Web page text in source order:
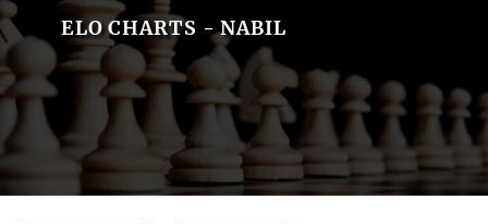
ELO CHARTS - NABIL